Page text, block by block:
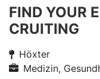
FIND YOUR
CRUITING
Höxter
Medizin,